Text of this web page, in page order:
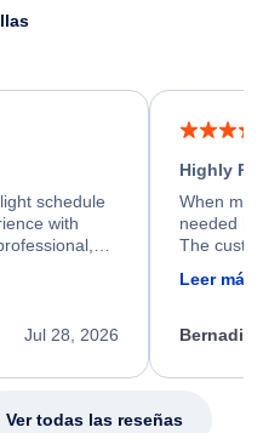
schedule
with
the
and
Jul 28, 2026
Highly
When my
needed
The
calm,
my issue.
Leer más
Ver todas las reseñas